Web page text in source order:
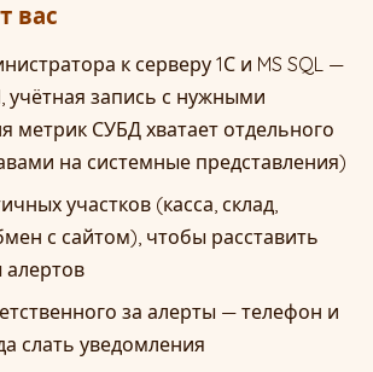
вас
к серверу 1С и MS SQL —
учётная запись с нужными
метрик СУБД хватает отдельного
на системные представления)
участков (касса, склад,
с сайтом), чтобы расставить
за алерты — телефон и
слать уведомления